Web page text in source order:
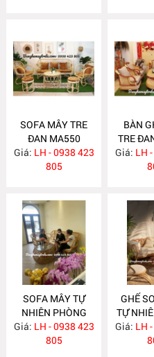
SOFA MÂY TRE
ĐAN MA550
Giá: LH - 0938 423
805
BÀN
TRE
Giá: LH
SOFA MÂY TỰ
NHIÊN PHÒNG
KHÁCH MA547
Giá: LH - 0938 423
805
GHẾ
TỰ
Giá: LH